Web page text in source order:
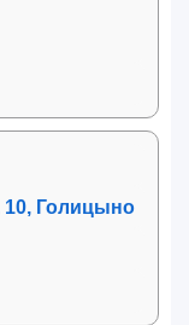
10, Голицыно